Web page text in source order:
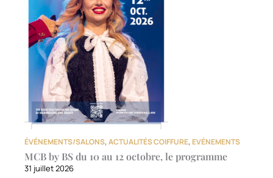
ÉVÉNEMENTS/SALONS,ACTUALITÉS COIFFURE, EVÉNEMENTS
MCB by BS du 10 au 12 octobre, le programme
31 juillet 2026